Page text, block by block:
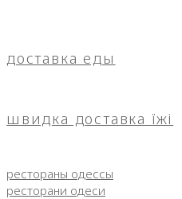
доставка еды
швидка доставка їжі
рестораны одессы
ресторани одеси